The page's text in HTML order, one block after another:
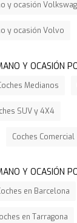
y ocasión
y ocasión Volvo
Y OCASIÓN
Medianos
SUV y 4X4
Coches Comercial
Y OCASIÓN
en Barcelona
en Tarragona